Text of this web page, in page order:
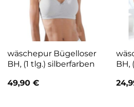
wäschepur Bügelloser
BH, (1 tlg.) silberfarben
49,90 €
BH,